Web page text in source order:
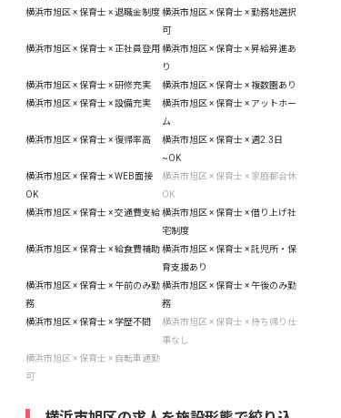
横浜市旭区 × 保育士 × 退職金制度横浜市旭区 × 保育士 × 勤務地選択
可
横浜市旭区 × 保育士 × 正社員登用 横浜市旭区 × 保育士 × 昇給昇進あ
り
横浜市旭区 × 保育士 × 研修充実
横浜市旭区 × 保育士 × 複数園あり
横浜市旭区 × 保育士 × 設備充実
横浜市旭区 × 保育士 × アットホー
ム
横浜市旭区 × 保育士 × 復帰率高
横浜市旭区 × 保育士 × 週2.3日
~OK
横浜市旭区 × 保育士 × WEB面接
OK
横浜市旭区 × 保育士 × 家庭都合休
OK
横浜市旭区 × 保育士 × 交通費支給横浜市旭区 × 保育士 × 借り上げ社
宅制度
横浜市旭区 × 保育士 × 給食費補助横浜市旭区 × 保育士 × 託児所・保
育支援あり
横浜市旭区 × 保育士 × 午前のみ勤
務
横浜市旭区 × 保育士 × 午後のみ勤
務
横浜市旭区 × 保育士 × 学歴不問
横浜市旭区 × 保育士 × 持ち帰り仕
事なし
横浜市旭区 × 保育士 × 自転車通勤
可